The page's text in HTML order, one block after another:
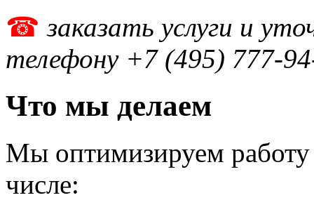
☎ заказать услуги и
телефону +7 (495) 777-
Что мы делаем
Мы оптимизируем
числе: